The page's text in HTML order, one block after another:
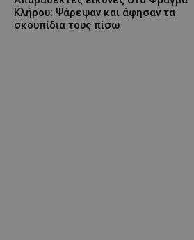
Κλήρου: Ψάρεψαν και άφησαν τα
σκουπίδια τους πίσω